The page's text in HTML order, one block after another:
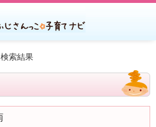
索結果